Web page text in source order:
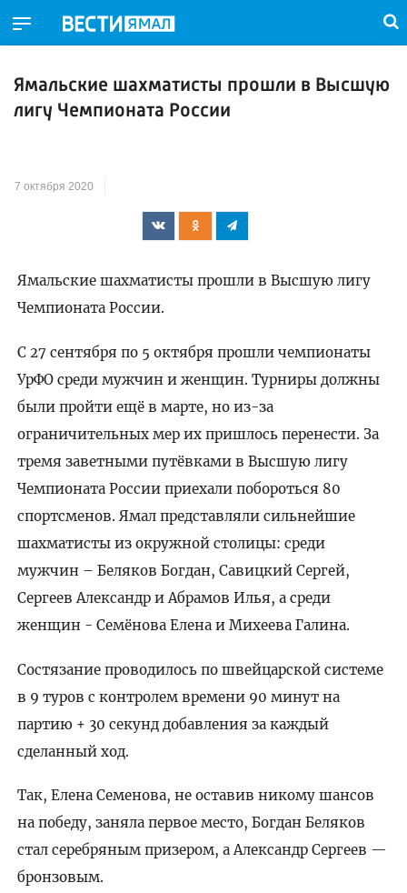
Ямальские шахматисты прошли в Высшую
лигу Чемпионата России
7 октября 2020
Ямальские шахматисты прошли в Высшую лигу
Чемпионата России.
С 27 сентября по 5 октября прошли чемпионаты
УрФО среди мужчин и женщин. Турниры должны
были пройти ещё в марте, но из-за
ограничительных мер их пришлось перенести. За
тремя заветными путёвками в Высшую лигу
Чемпионата России приехали побороться 80
спортсменов. Ямал представляли сильнейшие
шахматисты из окружной столицы: среди
мужчин – Беляков Богдан, Савицкий Сергей,
Сергеев Александр и Абрамов Илья, а среди
женщин - Семёнова Елена и Михеева Галина.
Состязание проводилось по швейцарской системе
в 9 туров с контролем времени 90 минут на
партию + 30 секунд добавления за каждый
сделанный ход.
Так, Елена Семенова, не оставив никому шансов
на победу, заняла первое место, Богдан Беляков
стал серебряным призером, а Александр Сергеев —
бронзовым.